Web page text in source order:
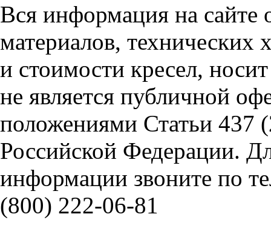
Вся информация на сайте
материалов, технических
и стоимости кресел,
не является публичной
положениями Статьи 437
Российской Федерации.
информации звоните по
(800) 222-06-81